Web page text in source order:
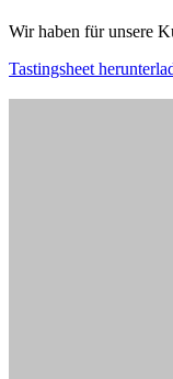
Wir haben für unsere
Tastingsheet